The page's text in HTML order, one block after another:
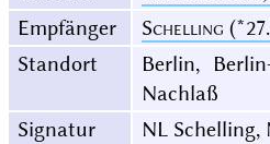
Empfänger
Schelling
Standort
Berlin,
Nachlaß
Signatur
NL Schelling,